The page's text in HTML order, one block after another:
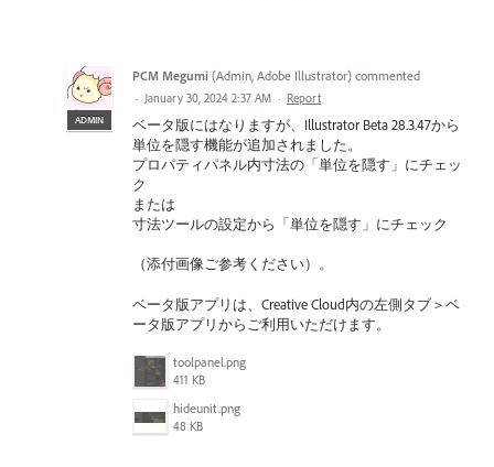
ADMIN
PCM Megumi (Admin, Adobe Illustrator) commented
· January 30, 2024 2:37 AM · Report
ベータ版にはなりますが、Illustrator Beta 28.3.47から
単位を隠す機能が追加されました。
プロパティパネル内寸法の「単位を隠す」にチェッ
ク
または
寸法ツールの設定から「単位を隠す」にチェック
（添付画像ご参考ください）。
ベータ版アプリは、Creative Cloud内の左側タブ＞ベ
ータ版アプリからご利用いただけます。
toolpanel.png
411 KB
hideunit.png
48 KB